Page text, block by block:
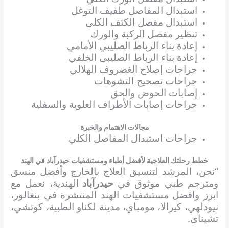
استبدال المفاصل طفيف التوغل
استبدال مفصل الكتف الكلي
تنظير مفصل الركبة والورك
إعادة بناء الرباط الصليبي الأمامي
إعادة بناء الرباط الصليبي الخلفي
جراحات إصلاح الغضروف الهلالي
جراحات تصحيح التشوهات
إصابات الحوض والحق
جراحات إصابات الأطراف العلوية والسفلية
مجالات الاهتمام والخبرة
جراحات استبدال المفاصل الكلي
خطط رحلتك العلاجية لأفضل أطباء ومستشفيات حيدرآباد في الهند
“نحن، المرشد لتنسيق العلاج بالخارج وأفضل منسق
ومترجم طبي موثوق في حيدرآباد الهندية، نعمل مع
ابرز وافضل مستشفيات الهند المنتشرة في بنغالور،
نيودلهي، كيرالا، مومباي، مدينة لكناو الطبية، كوتشي،
تشيناي.